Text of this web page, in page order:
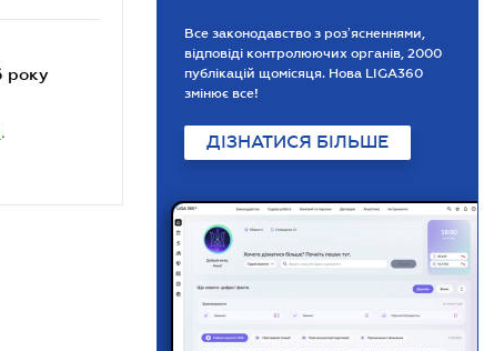
.
Все законодавство з розʼясненнями,
відповіді контролюючих органів, 2000
публікацій щомісяця. Нова LIGA360
змінює все!
ДІЗНАТИСЯ БІЛЬШЕ